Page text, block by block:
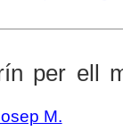
per ell
M.